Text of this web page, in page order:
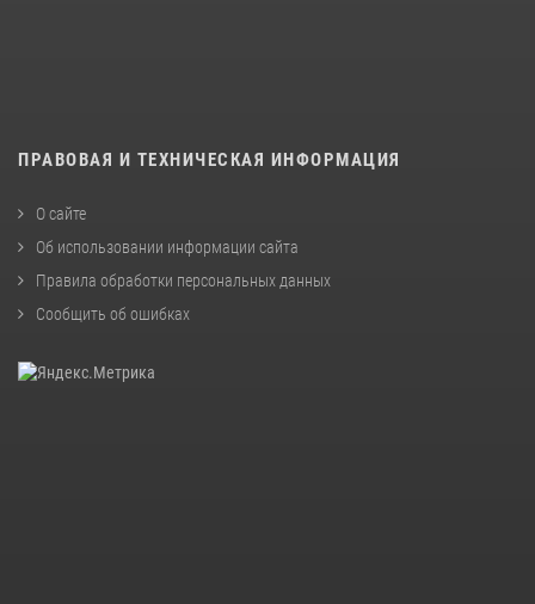
ПРАВОВАЯ И ТЕХНИЧЕСКАЯ ИНФОРМАЦИЯ
О сайте
Об использовании информации сайта
Правила обработки персональных данных
Сообщить об ошибках